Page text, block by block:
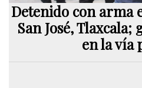
Detenido con arma
San José, Tlaxcala;
en la vía